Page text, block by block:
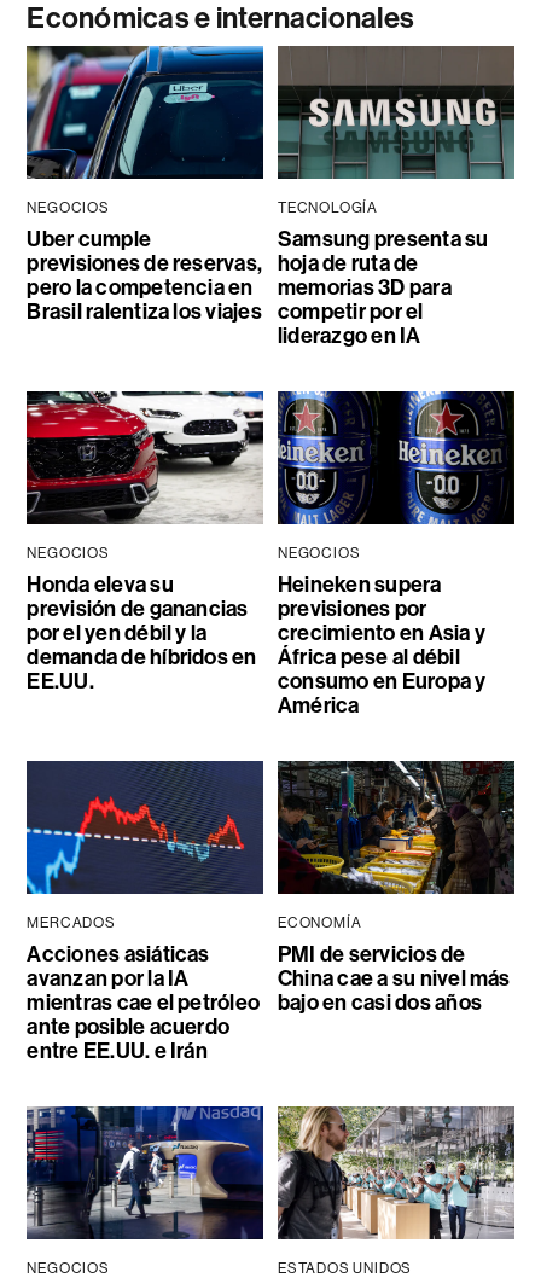
Económicas e internacionales
NEGOCIOS
Uber cumple
previsiones de reservas,
pero la competencia en
Brasil ralentiza los viajes
TECNOLOGÍA
Samsung presenta su
hoja de ruta de
memorias 3D para
competir por el
liderazgo en IA
NEGOCIOS
Honda eleva su
previsión de ganancias
por el yen débil y la
demanda de híbridos en
EE.UU.
NEGOCIOS
Heineken supera
previsiones por
crecimiento en Asia y
África pese al débil
consumo en Europa y
América
MERCADOS
Acciones asiáticas
avanzan por la IA
mientras cae el petróleo
ante posible acuerdo
entre EE.UU. e Irán
ECONOMÍA
PMI de servicios de
China cae a su nivel más
bajo en casi dos años
NEGOCIOS ESTADOS UNIDOS